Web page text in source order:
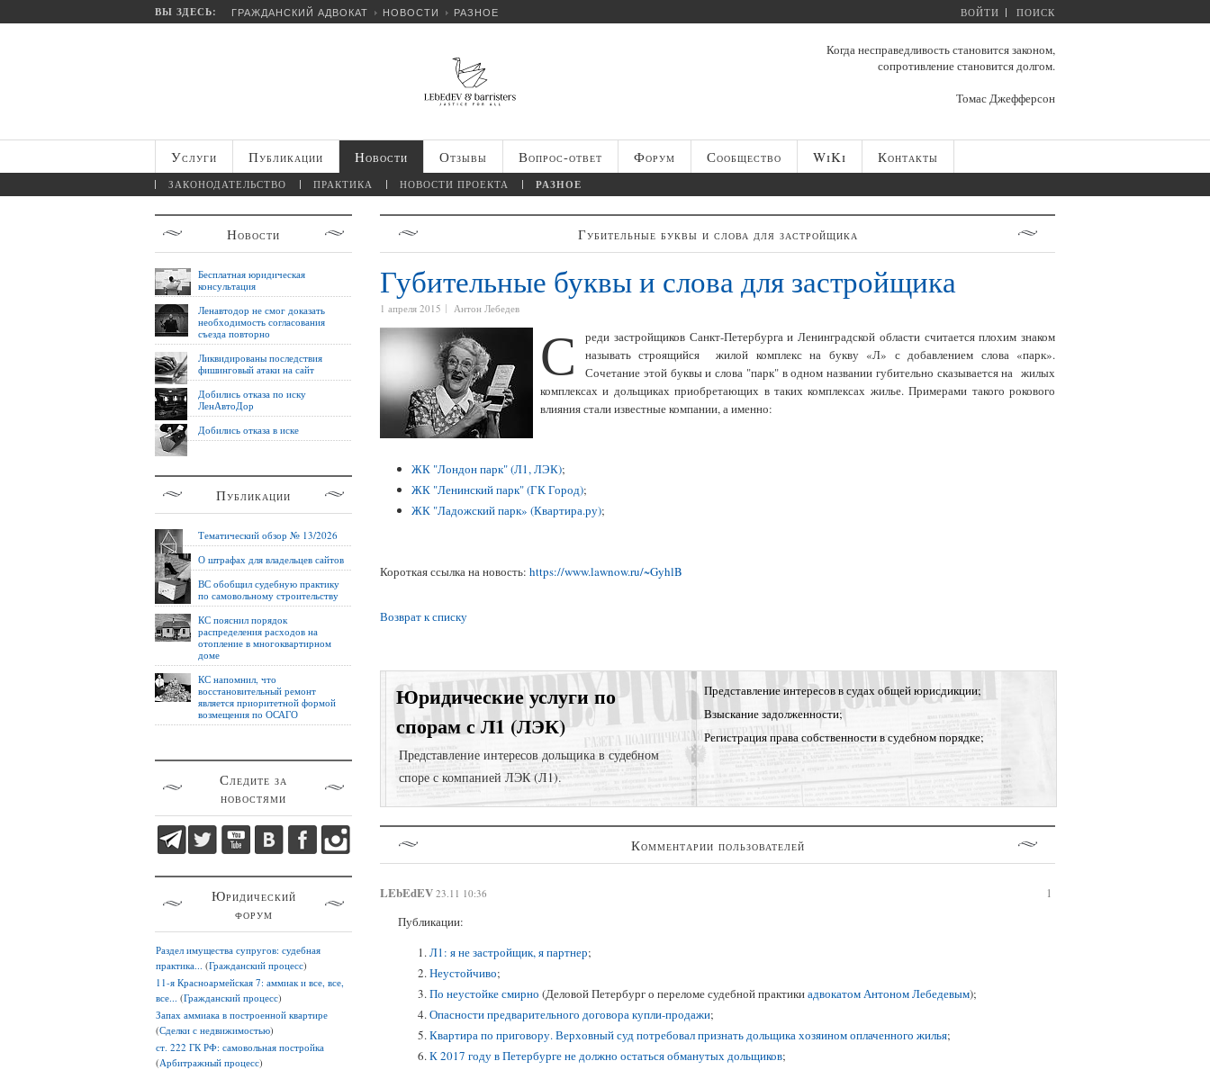
ВЫ ЗДЕСЬ: ГРАЖДАНСКИЙ АДВОКАТ НОВОСТИ РАЗНОЕ ВОЙТИ ПОИСК
Когда несправедливость становится законом,
сопротивление становится долгом.
Томас Джефферсон
Услуги Публикации Новости Отзывы Вопрос-ответ Форум Сообщество WiKi Контакты
ЗАКОНОДАТЕЛЬСТВО ПРАКТИКА НОВОСТИ ПРОЕКТА РАЗНОЕ
Губительные буквы и слова для застройщика
Губительные буквы и слова для застройщика
1 апреля 2015 Антон Лебедев
С
реди застройщиков Санкт-Петербурга и Ленинградской области считается плохим знаком
называть строящийся жилой комплекс на букву «Л» с добавлением слова «парк».
Сочетание этой буквы и слова "парк" в одном названии губительно сказывается на жилых
комплексах и дольщиках приобретающих в таких комплексах жилье. Примерами такого рокового
влияния стали известные компании, а именно:
ЖК "Лондон парк" (Л1, ЛЭК);
ЖК "Ленинский парк" (ГК Город);
ЖК "Ладожский парк» (Квартира.ру);
Короткая ссылка на новость: https://www.lawnow.ru/~GyhlB
Возврат к списку
Юридические услуги по
спорам с Л1 (ЛЭК)
Представление интересов дольщика в судебном
споре с компанией ЛЭК (Л1).
Представление интересов в судах общей юрисдикции;
Взыскание задолженности;
Регистрация права собственности в судебном порядке;
Комментарии пользователей
1
LEbEdEV 23.11 10:36
Публикации:
Л1: я не застройщик, я партнер;
Неустойчиво;
По неустойке смирно (Деловой Петербург о переломе судебной практикиадвокатом Антоном Лебедевым);
Опасности предварительного договора купли-продажи;
Квартира по приговору. Верховный суд потребовал признать дольщика хозяином оплаченного жилья;
К 2017 году в Петербурге не должно остаться обманутых дольщиков;
Новости
Бесплатная юридическая
консультация
Ленавтодор не смог доказать
необходимость согласования
съезда повторно
Ликвидированы последствия
фишинговый атаки на сайт
Добились отказа по иску
ЛенАвтоДор
Добились отказа в иске
Публикации
Тематический обзор № 13/2026
О штрафах для владельцев сайтов
ВС обобщил судебную практику
по самовольному строительству
КС пояснил порядок
распределения расходов на
отопление в многоквартирном
доме
КС напомнил, что
восстановительный ремонт
является приоритетной формой
возмещения по ОСАГО
Следите за
новостями
Юридический
форум
Раздел имущества супругов: судебная
практика... (Гражданский процесс)
11-я Красноармейская 7: аммиак и все, все,
все... (Гражданский процесс)
Запах аммиака в построенной квартире
(Сделки с недвижимостью)
ст. 222 ГК РФ: самовольная постройка
(Арбитражный процесс)